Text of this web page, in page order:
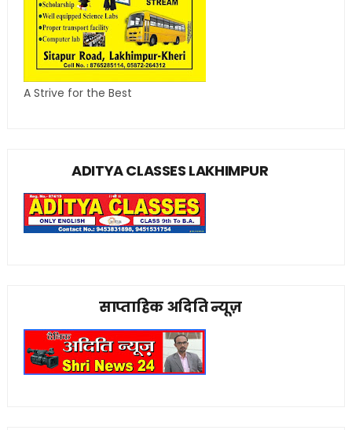
A Strive for the Best
ADITYA CLASSES LAKHIMPUR
साप्ताहिक अदिति न्यूज़